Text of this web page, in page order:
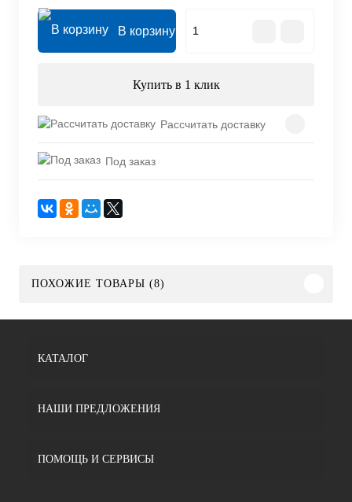
В корзину
Купить в 1 клик
Рассчитать доставку
Под заказ
ПОХОЖИЕ ТОВАРЫ (8)
КАТАЛОГ
НАШИ ПРЕДЛОЖЕНИЯ
ПОМОЩЬ И СЕРВИСЫ